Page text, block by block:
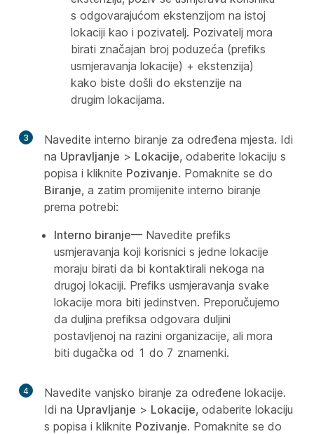
s odgovarajućom ekstenzijom na istoj
lokaciji kao i pozivatelj. Pozivatelj mora
birati značajan broj poduzeća (prefiks
usmjeravanja lokacije) + ekstenzija)
kako biste došli do ekstenzije na
drugim lokacijama.
3
Navedite interno biranje za određena mjesta. Idi
na Upravljanje > Lokacije, odaberite lokaciju s
popisa i kliknite Pozivanje. Pomaknite se do
Biranje, a zatim promijenite interno biranje
prema potrebi:
Interno biranje— Navedite prefiks
usmjeravanja koji korisnici s jedne lokacije
moraju birati da bi kontaktirali nekoga na
drugoj lokaciji. Prefiks usmjeravanja svake
lokacije mora biti jedinstven. Preporučujemo
da duljina prefiksa odgovara duljini
postavljenoj na razini organizacije, ali mora
biti dugačka od 1 do 7 znamenki.
4
Navedite vanjsko biranje za određene lokacije.
Idi na Upravljanje > Lokacije, odaberite lokaciju
s popisa i kliknite Pozivanje. Pomaknite se do